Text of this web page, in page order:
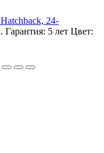
24-
Гарантия: 5 лет Цвет: